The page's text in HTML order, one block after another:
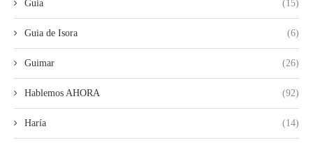
Guia (15)
Guia de Isora (6)
Guimar (26)
Hablemos AHORA (92)
Haría (14)